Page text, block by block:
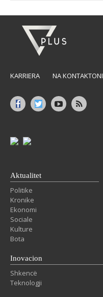
KARRIERA NA KONTAKTONI
Aktualitet
Politike
Kronike
Ekonomi
Sociale
Kulture
Bota
Inovacion
Shkencë
Teknologji